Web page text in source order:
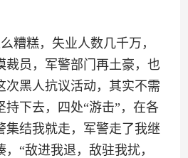
糟糕，失业人数几千万，
裁员，军警部门再土豪，也
次黑人抗议活动，其实不需
持下去，四处“游击”，在各
集结我就走，军警走了我继
“敌进我退，敌驻我扰，